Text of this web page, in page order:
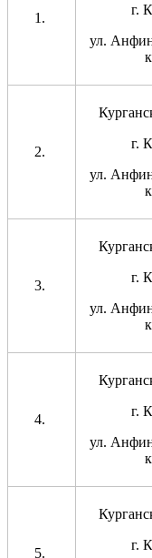
г.
ул.
г.
ул.
г.
ул.
г.
ул.
г.